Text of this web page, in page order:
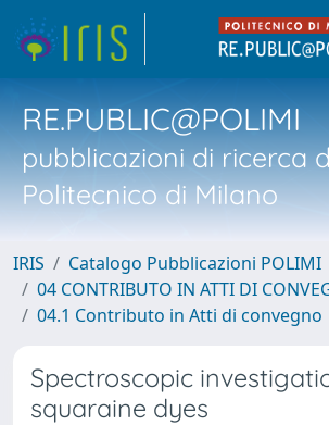
RE.PUBLIC@POLIMI
pubblicazioni di ricerca
Politecnico di Milano
IRIS
Catalogo Pubblicazioni POLIMI
04 CONTRIBUTO IN ATTI DI
04.1 Contributo in Atti di convegno
Spectroscopic
squaraine dyes